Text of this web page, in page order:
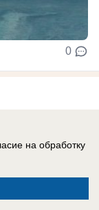
0
ВСУ
на обработку